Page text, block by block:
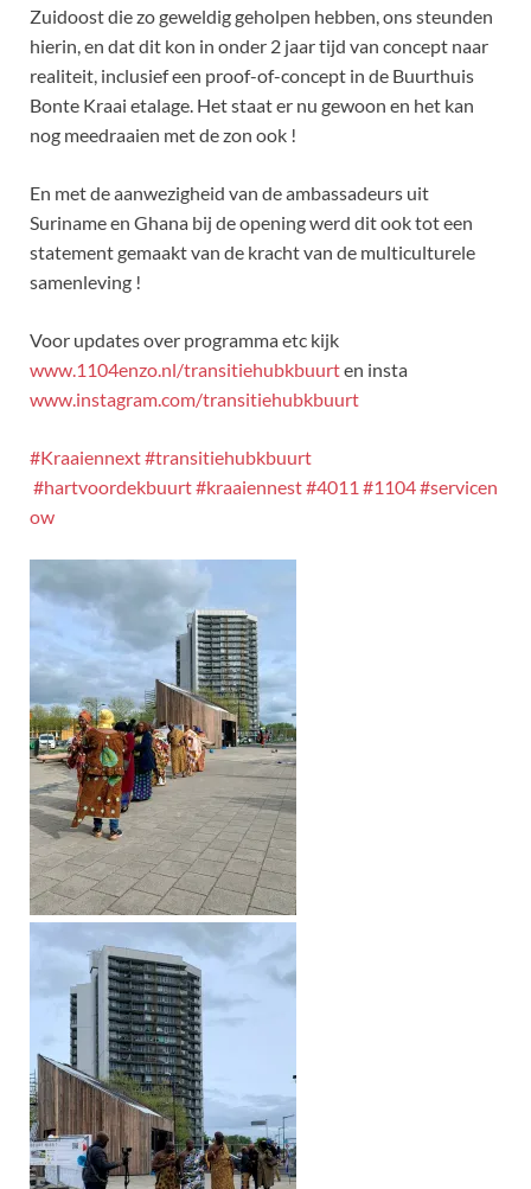
Zuidoost die zo geweldig geholpen hebben, ons steunden
hierin, en dat dit kon in onder 2 jaar tijd van concept naar
realiteit, inclusief een proof-of-concept in de Buurthuis
Bonte Kraai etalage. Het staat er nu gewoon en het kan
nog meedraaien met de zon ook !
En met de aanwezigheid van de ambassadeurs uit
Suriname en Ghana bij de opening werd dit ook tot een
statement gemaakt van de kracht van de multiculturele
samenleving !
Voor updates over programma etc kijk
www.1104enzo.nl/transitiehubkbuurten insta
www.instagram.com/transitiehubkbuurt
#Kraaiennext#transitiehubkbuurt
#hartvoordekbuurt#kraaiennest#4011 #1104#servicen
ow